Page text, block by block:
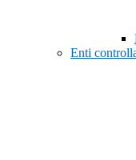
Enti